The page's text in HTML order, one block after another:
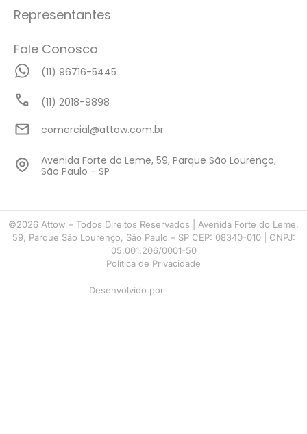
Representantes
Fale Conosco
(11) 96716-5445
(11) 2018-9898
comercial@attow.com.br
Avenida Forte do Leme, 59, Parque São Lourenço,
São Paulo - SP
©2026 Attow – Todos Direitos Reservados | Avenida Forte do Leme,
59, Parque São Lourenço, São Paulo – SP CEP: 08340-010 | CNPJ:
05.001.206/0001-50
Política de Privacidade
Desenvolvido por